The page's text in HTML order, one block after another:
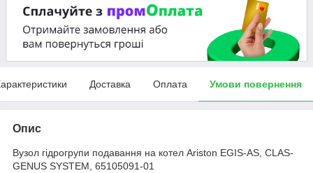
Доставка Оплата Умови повернення
Опис
Вузол гідрогрупи подавання на котел Ariston EGIS-AS, CLAS-
GENUS SYSTEM, 65105091-01